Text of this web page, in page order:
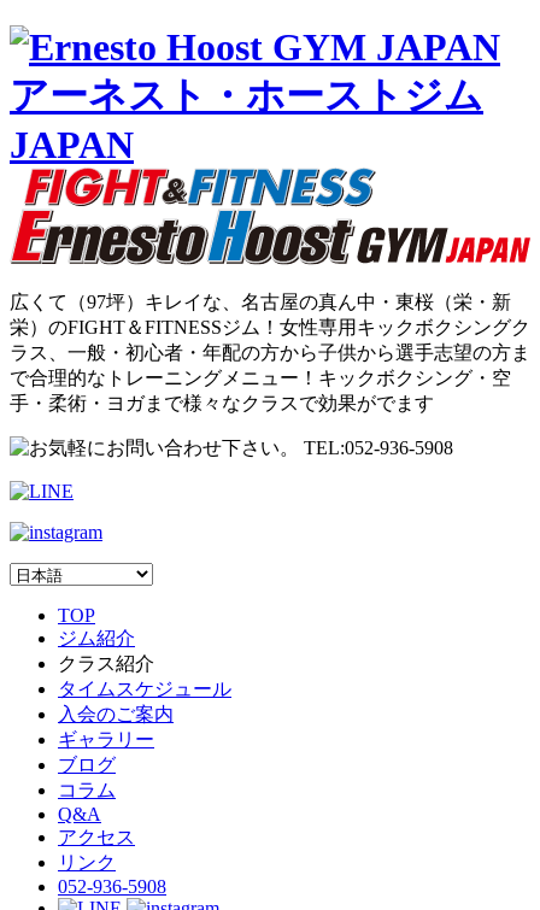
広くて（97坪）キレイな、名古屋の真ん中・東桜（栄・新
栄）のFIGHT＆FITNESSジム！女性専用キックボクシングク
ラス、一般・初心者・年配の方から子供から選手志望の方ま
で合理的なトレーニングメニュー！キックボクシング・空
手・柔術・ヨガまで様々なクラスで効果がでます
TOP
ジム紹介
クラス紹介
タイムスケジュール
入会のご案内
ギャラリー
ブログ
コラム
Q&A
アクセス
リンク
052-936-5908